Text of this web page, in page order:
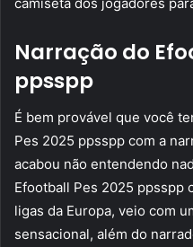
camiseta dos jogadores
Narração do
ppsspp
É bem provável que você
Pes 2025 ppsspp com a
acabou não entendendo
Efootball Pes 2025 ppsspp
ligas da Europa, veio com
sensacional, além do